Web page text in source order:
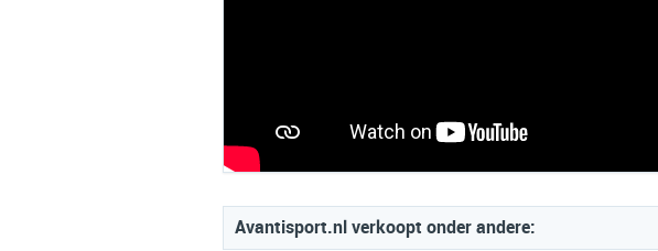
Avantisport.nl verkoopt onder andere: